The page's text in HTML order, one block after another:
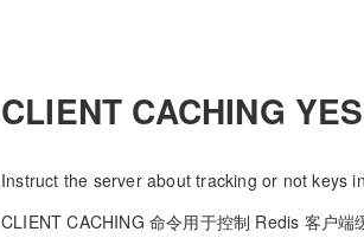
CLIENT CACHING
Instruct the server about tracking or not keys
CLIENT CACHING 命令用于控制 Redis 客户端